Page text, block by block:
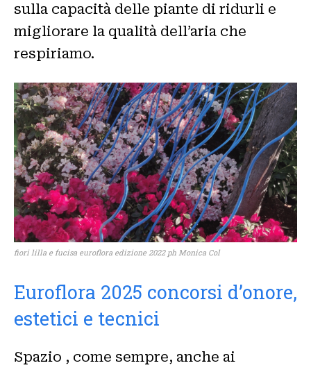
sulla capacità delle piante di ridurli e
migliorare la qualità dell’aria che
respiriamo.
fiori lilla e fucisa euroflora edizione 2022 ph Monica Col
Euroflora 2025 concorsi d’onore,
estetici e tecnici
Spazio , come sempre, anche ai